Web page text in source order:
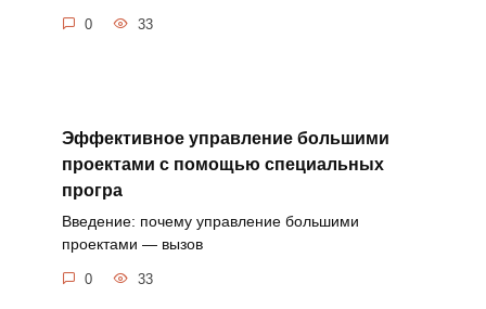
0 33
Эффективное управление большими
проектами с помощью специальных
програ
Введение: почему управление большими
проектами — вызов
0 33